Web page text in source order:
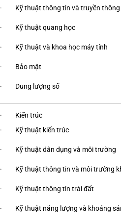
· Kỹ thuật thông tin và truyền thông
· Kỹ thuật quang học
· Kỹ thuật và khoa học máy tính
· Bảo mật
· Dung lượng số
· Kiến trúc
· Kỹ thuật kiến trúc
· Kỹ thuật dân dụng và môi trường
· Kỹ thuật thông tin và môi trường
· Kỹ thuật thông tin trái đất
· Kỹ thuật năng lượng và khoáng